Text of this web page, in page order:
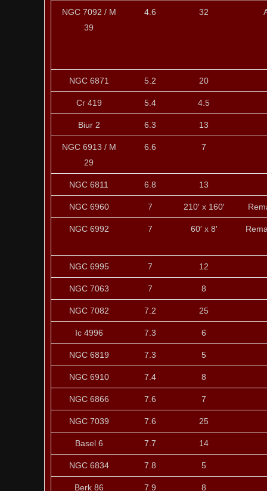
NGC 7092 / M
39
4.6 32
NGC 6871 5.2 20
Cr 419 5.4 4.5
Biur 2 6.3 13
NGC 6913 / M
29
6.6 7
NGC 6811 6.8 13
NGC 6960 7 210′ x 160′
NGC 6992 7 60′ x 8′
NGC 6995 7 12
NGC 7063 7 8
NGC 7082 7.2 25
Ic 4996 7.3 6
NGC 6819 7.3 5
NGC 6910 7.4 8
NGC 6866 7.6 7
NGC 7039 7.6 25
Basel 6 7.7 14
NGC 6834 7.8 5
Berk 86 7.9 8